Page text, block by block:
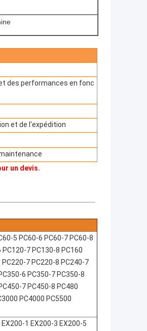
des performances en fonc
et de l'expédition
un devis.
5 PC60-6 PC60-7 PC60-8
PC120-7 PC130-8 PC160
7 PC220-8 PC240-7
6 PC350-7 PC350-8
7 PC450-8 PC480
PC4000 PC5500
1 EX200-3 EX200-5